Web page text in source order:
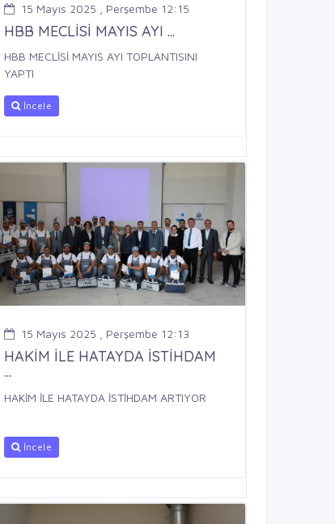
15 Mayıs 2025 , Perşembe 12:15
HBB MECLİSİ MAYIS AYI ...
HBB MECLİSİ MAYIS AYI TOPLANTISINI
YAPTI
İncele
15 Mayıs 2025 , Perşembe 12:13
HAKİM İLE HATAYDA İSTİHDAM
...
HAKİM İLE HATAYDA İSTİHDAM ARTIYOR
İncele